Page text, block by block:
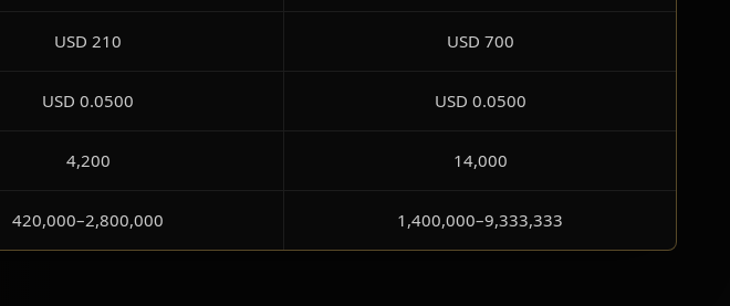
USD 210 USD 700
USD 0.0500 USD 0.0500
4,200 14,000
420,000–2,800,000 1,400,000–9,333,333